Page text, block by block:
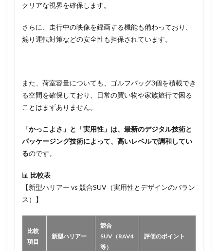
クリアな視界を確保します。
さらに、走行中の映像を録画する機能も備わっており、
煽り運転対策などの安全性も担保されています。
また、荷室容量についても、ゴルフバッグ3個を積載でき
る空間を確保しており、日常の買い物や家族旅行で困る
ことはまずありません。
「かっこよさ」と「実用性」は、最新のデジタル技術と
パッケージング技術によって、高いレベルで調和してい
るのです。
📊 比較表
【新型ハリアー vs 競合SUV（実用性とデザインのバラン
ス）】
比較
項目
新型ハリアー
競合
SUV（RAV4
等）
評価のポイント